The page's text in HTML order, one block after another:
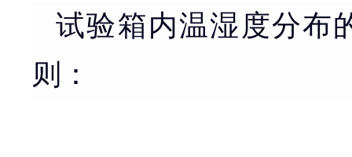
试验箱内温湿度分布
则：